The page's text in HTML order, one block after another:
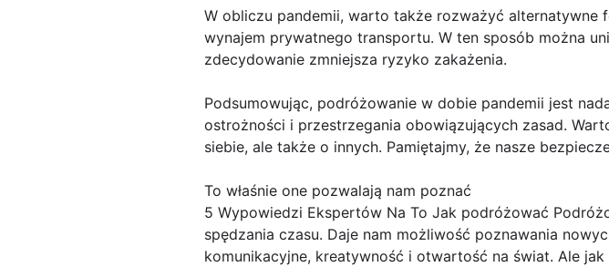
W obliczu pandemii, warto także rozważyć
wynajem prywatnego transportu. W ten sposób można
zdecydowanie zmniejsza ryzyko zakażenia.
Podsumowując, podróżowanie w dobie pandemii jest
ostrożności i przestrzegania obowiązujących zasad.
siebie, ale także o innych. Pamiętajmy, że nasze
To właśnie one pozwalają nam poznać
5 Wypowiedzi Ekspertów Na To Jak podróżować
spędzania czasu. Daje nam możliwość poznawania
komunikacyjne, kreatywność i otwartość na świat. Ale